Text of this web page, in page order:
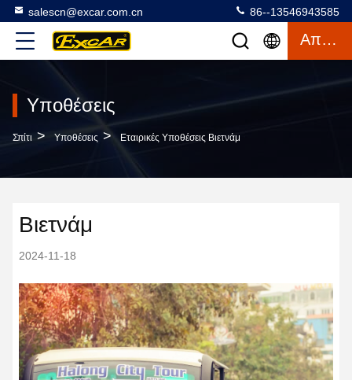
salescn@excar.com.cn 86--13546943585
Απόσπασμα
Υποθέσεις
Σπίτι > Υποθέσεις > Εταιρικές Υποθέσεις Βιετνάμ
Βιετνάμ
2024-11-18